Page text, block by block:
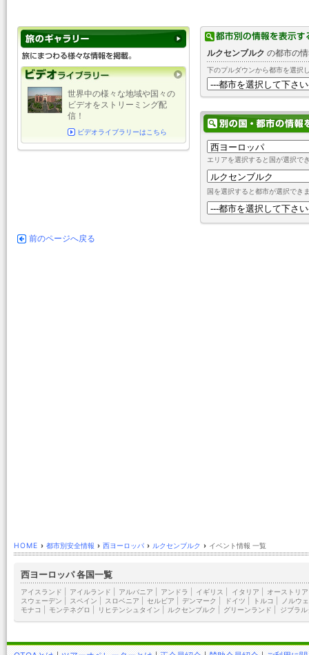
ルクセンブルク の都市の
下のプルダウンから都市を選択
エリアを選択すると国が選択で
国を選択すると都市が選択でき
世界中の様々な地域や国々の
ビデオをストリーミング配
信！
ビデオライブラリーはこちら
前のページへ戻る
HOME › 都市別安全情報 › 西ヨーロッパ › ルクセンブルク › イベント情報 一覧
西ヨーロッパ 各国一覧
アイスランド アイルランド アルバニア アンドラ イギリス イタリア オーストリア
スウェーデン
スペイン スロベニア セルビア デンマーク ドイツ トルコ
ノルウ
モナコ
モンテネグロ リヒテンシュタイン ルクセンブルク グリーンランド ジブラル